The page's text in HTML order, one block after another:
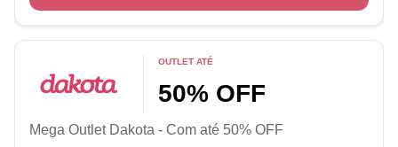
OUTLET ATÉ
50% OFF
Mega Outlet Dakota - Com até 50% OFF